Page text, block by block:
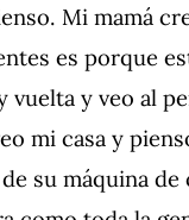
Mi mamá
es porque
vuelta y veo al
mi casa y
su máquina